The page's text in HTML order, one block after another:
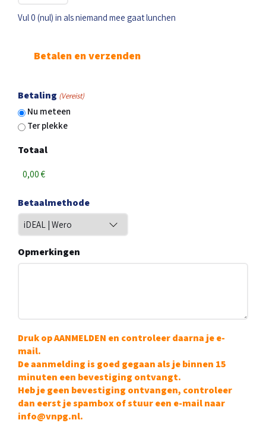
Vul 0 (nul) in als niemand mee gaat lunchen
Betalen en verzenden
Betaling (Vereist)
Nu meteen
Ter plekke
Totaal
Betaalmethode
Opmerkingen
Druk op AANMELDEN en controleer daarna je e-
mail.
De aanmelding is goed gegaan als je binnen 15
minuten een bevestiging ontvangt.
Heb je geen bevestiging ontvangen, controleer
dan eerst je spambox of stuur een e-mail naar
info@vnpg.nl.